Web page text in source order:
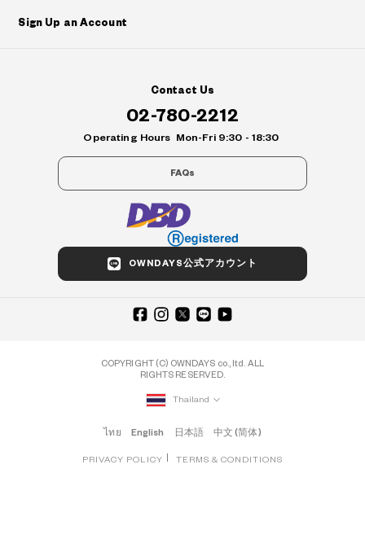
Sign Up an Account
Contact Us
02-780-2212
Operating Hours Mon-Fri 9:30 - 18:30
FAQs
OWNDAYS公式アカウント
COPYRIGHT (C) OWNDAYS co., ltd. ALL
RIGHTS RESERVED.
Thailand
ไทย English 日本語 中文 (简体)
PRIVACY POLICY TERMS & CONDITIONS